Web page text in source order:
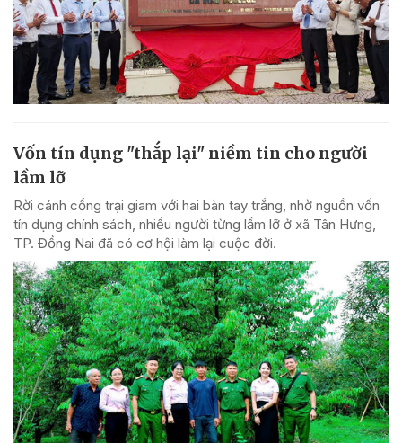
Vốn tín dụng "thắp lại" niềm tin cho người
lầm lỡ
Rời cánh cổng trại giam với hai bàn tay trắng, nhờ nguồn vốn
tín dụng chính sách, nhiều người từng lầm lỡ ở xã Tân Hưng,
TP. Đồng Nai đã có cơ hội làm lại cuộc đời.